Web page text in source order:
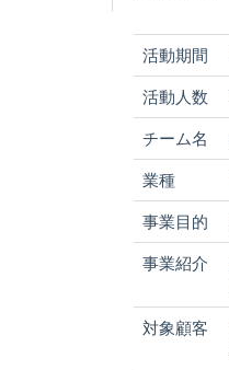
活動期間
活動人数
チーム名
業種
事業目的
事業紹介
対象顧客